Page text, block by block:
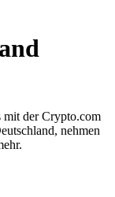
mit der Crypto.com
nehmen